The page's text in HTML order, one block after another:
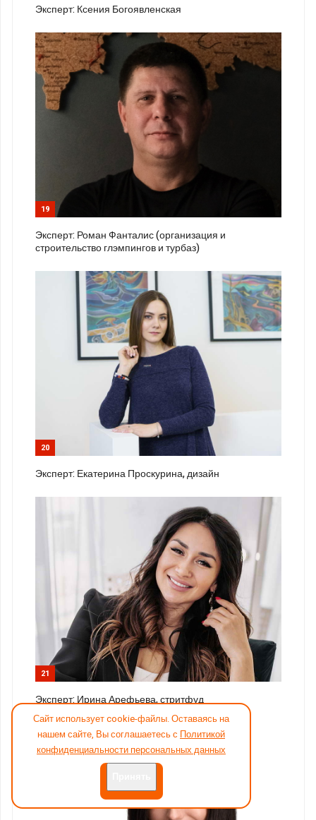
Эксперт: Ксения Богоявленская
19
Эксперт: Роман Фанталис (организация и
строительство глэмпингов и турбаз)
20
Эксперт: Екатерина Проскурина, дизайн
21
Эксперт: Ирина Арефьева, стритфуд
Сайт использует cookie-файлы. Оставаясь на
нашем сайте, Вы соглашаетесь с Политикой
конфиденциальности персональных данных